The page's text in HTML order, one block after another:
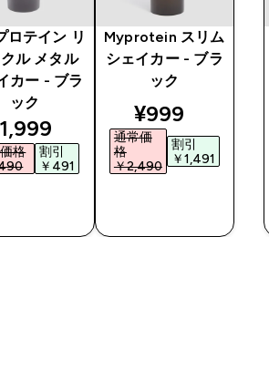
ロテイン リ
ル メタル
カー - ブラ
ック
price
格
割引
￥491‎
Myprotein スリム
シェイカー - ブラ
ック
discounted
¥999‎
通常価
格
￥2,490‎
割引
￥1,491‎